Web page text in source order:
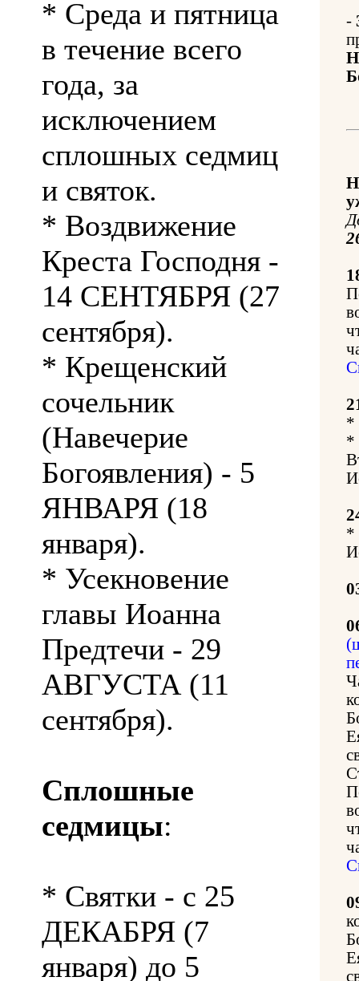
* Среда и пятница
в течение всего
года, за
исключением
сплошных седмиц
и святок.
* Воздвижение
Креста Господня -
14 СЕНТЯБРЯ (27
сентября).
* Крещенский
сочельник
(Навечерие
Богоявления) - 5
ЯНВАРЯ (18
января).
* Усекновение
главы Иоанна
Предтечи - 29
АВГУСТА (11
сентября).
Сплошные
седмицы:
* Святки - с 25
ДЕКАБРЯ (7
января) до 5
-
*
*
*